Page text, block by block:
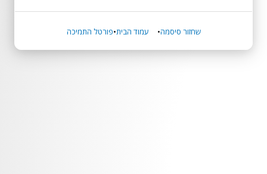
שחזור סיסמה עמוד הבית פורטל התמיכה